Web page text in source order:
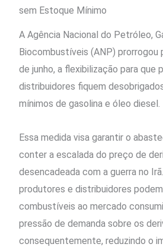
sem Estoque Mínimo
A Agência Nacional do Petróleo,
Biocombustíveis (ANP) prorrogou
de junho, a flexibilização para que
distribuidores fiquem
mínimos de gasolina e óleo diesel.
Essa medida visa garantir o
conter a escalada do preço de
desencadeada com a guerra no
produtores e distribuidores
combustíveis ao mercado
pressão de demanda sobre os
consequentemente, reduzindo o